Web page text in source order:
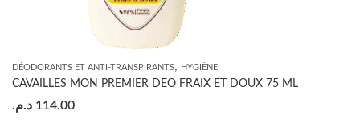
DÉODORANTS ET ANTI-TRANSPIRANTS, HYGIÈNE
CAVAILLES MON PREMIER DEO FRAIX ET DOUX 75 ML
114.00 د.م.